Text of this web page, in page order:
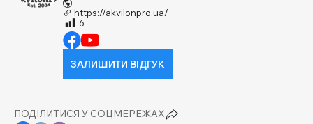
https://akvilonpro.ua/
6
ЗАЛИШИТИ ВІДГУК
ПОДІЛИТИСЯ У СОЦМЕРЕЖАХ